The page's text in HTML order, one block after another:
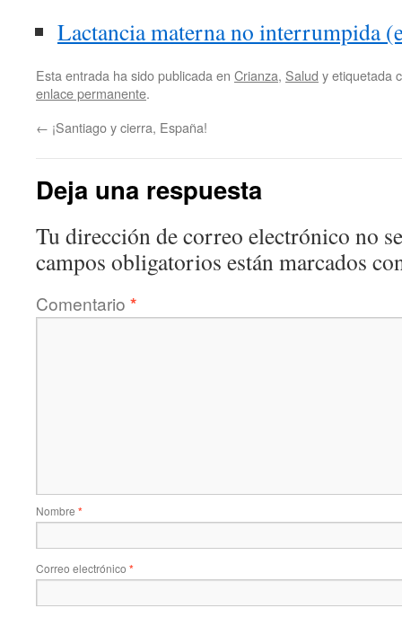
Lactancia materna no interrumpida
Esta entrada ha sido publicada en Crianza, Salud y etiquetada
enlace permanente.
← ¡Santiago y cierra, España!
Deja una respuesta
Tu dirección de correo electrónico no
campos obligatorios están marcados
Comentario *
Nombre *
Correo electrónico *